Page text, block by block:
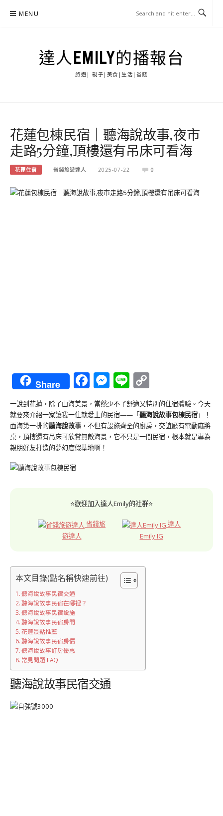
MENU
達人EMILY的播報台
旅遊| 親子|美食|生活|省錢
花蓮包棟民宿｜聽海說故事,夜市
走路5分鐘,頂樓還有吊床可看海
花蓮住宿 省錢旅遊達人 2025-07-22 0
Share Facebook
Messenger
Line
Link
一說到花蓮，除了山海美景，當然少不了舒適又特別的住宿體驗。今天
就要來介紹一家讓我一住就愛上的民宿——「聽海說故事包棟民宿」！
面海第一排的聽海說故事 ，不但有設施齊全的廚房，交誼廳有電動麻將
桌，頂樓還有吊床可欣賞無敵海景，它不只是一間民宿，根本就是專為
親朋好友打造的夢幻度假基地啊！
⭐歡迎加入達人Emily的社群⭐
省錢旅
遊達人
達人
Emily IG
本文目錄(點名稱快速前往)
聽海說故事民宿交通
聽海說故事民宿在哪裡？
聽海說故事民宿設施
聽海說故事民宿房間
花蓮景點推薦
聽海說故事民宿房價
聽海說故事訂房優惠
常見問題 FAQ
聽海說故事民宿交通